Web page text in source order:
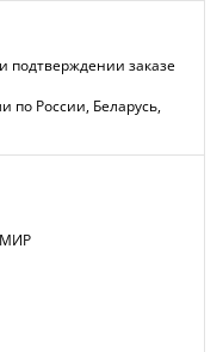
подтверждении заказе
России, Беларусь,
МИР